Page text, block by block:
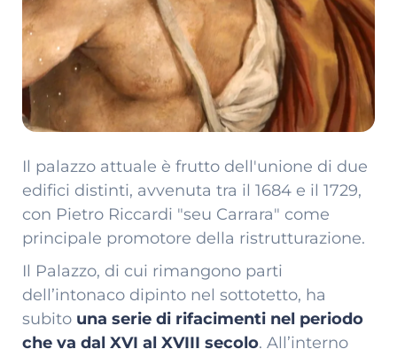
Il palazzo attuale è frutto dell'unione di due
edifici distinti, avvenuta tra il 1684 e il 1729,
con Pietro Riccardi "seu Carrara" come
principale promotore della ristrutturazione.
Il Palazzo, di cui rimangono parti
dell’intonaco dipinto nel sottotetto, ha
subito una serie di rifacimenti nel periodo
che va dal XVI al XVIII secolo. All’interno